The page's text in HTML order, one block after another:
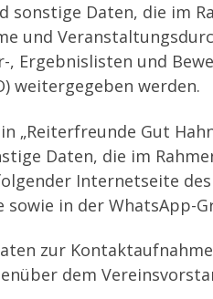
sonstige Daten, die im
und
Ergebnislisten und
weitergegeben werden.
„Reiterfreunde Gut
Daten, die im
Internetseite
sowie in der WhatsApp-
zur
dem